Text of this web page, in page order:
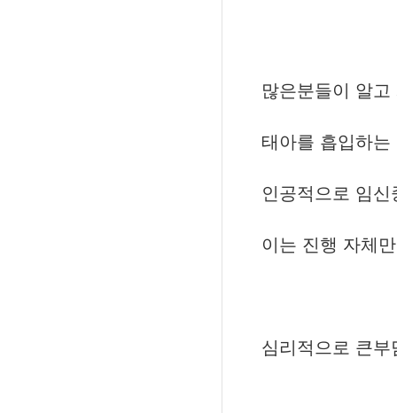
많은분들이 알
태아를 흡입하
인공적으로 임
이는 진행 자체
심리적으로 큰